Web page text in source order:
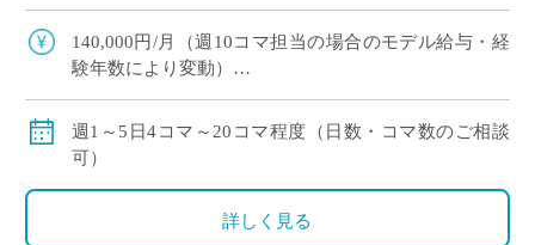
140,000円/月（週10コマ担当の場合のモデル給与・経
験年数により変動）
賞与：無し
昇給：有り、年1回の査定による
その他保険：労災保険
週1～5日4コマ～20コマ程度（日数・コマ数のご相談
可）
詳しく見る